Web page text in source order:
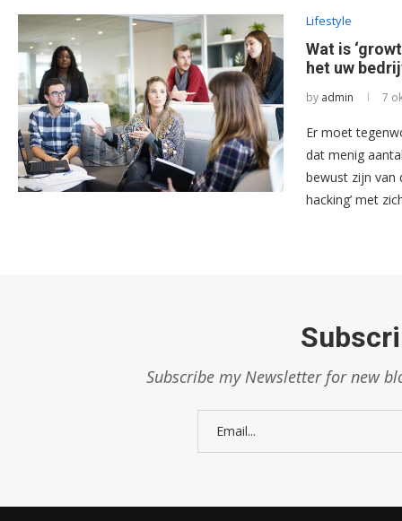
Lifestyle
Wat is
het uw
by admin 7
Er moet
dat menig
bewust zijn van
hacking’ met
Subscribe my Newsletter for new